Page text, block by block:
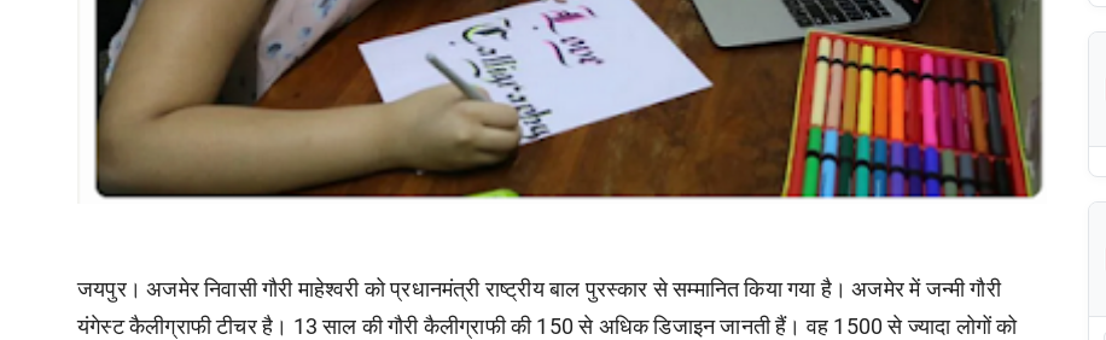
जयपुर। अजमेर निवासी गौरी माहेश्वरी को प्रधानमंत्री राष्ट्रीय बाल पुरस्कार से सम्मानित किया गया है। अजमेर में जन्मी गौरी
यंगेस्ट कैलीग्राफी टीचर है। 13 साल की गौरी कैलीग्राफी की 150 से अधिक डिजाइन जानती हैं। वह 1500 से ज्यादा लोगों को